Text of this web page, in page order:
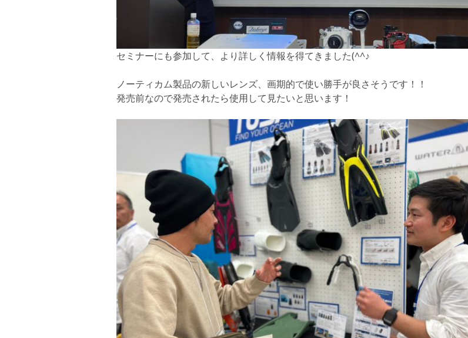
セミナーにも参加して、より詳しく情報を得てきました(^^♪
ノーティカム製品の新しいレンズ、画期的で使い勝手が良さそうです！！
発売前なので発売されたら使用して見たいと思います！